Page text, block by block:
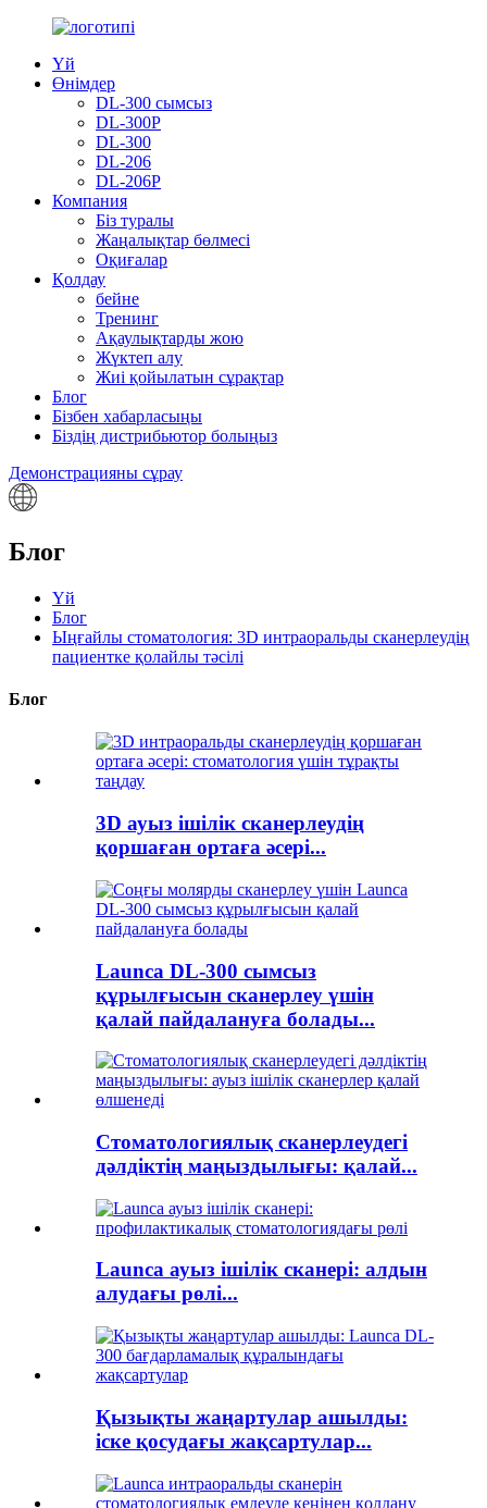
Үй
Өнімдер
DL-300 сымсыз
DL-300P
DL-300
DL-206
DL-206P
Компания
Біз туралы
Жаңалықтар бөлмесі
Оқиғалар
Қолдау
бейне
Тренинг
Ақаулықтарды жою
Жүктеп алу
Жиі қойылатын сұрақтар
Блог
Бізбен хабарласыңы
Біздің дистрибьютор болыңыз
Демонстрацияны сұрау
Блог
Үй
Блог
Ыңғайлы стоматология: 3D интраоральды сканерлеудің
пациентке қолайлы тәсілі
Блог
3D ауыз ішілік сканерлеудің
қоршаған ортаға әсері...
Launca DL-300 сымсыз
құрылғысын сканерлеу үшін
қалай пайдалануға болады...
Стоматологиялық сканерлеудегі
дәлдіктің маңыздылығы: қалай...
Launca ауыз ішілік сканері: алдын
алудағы рөлі...
Қызықты жаңартулар ашылды:
іске қосудағы жақсартулар...